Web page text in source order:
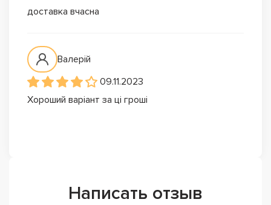
доставка вчасна
Валерій
09.11.2023
Хороший варіант за ці гроші
Написать отзыв